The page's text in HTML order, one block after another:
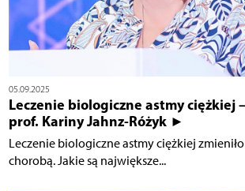
05.09.2025
Leczenie biologiczne astmy ciężkiej
prof. Kariny Jahnz-Różyk ►
Leczenie biologiczne astmy ciężkiej
chorobą. Jakie są największe...